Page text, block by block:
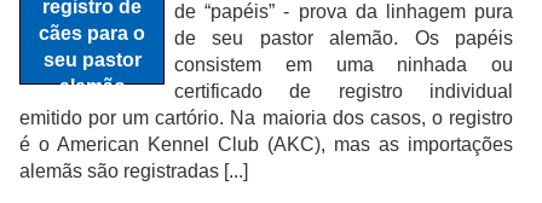
de “papéis” - prova da linhagem pura
de seu pastor alemão. Os papéis
consistem em uma ninhada ou
certificado de registro individual
emitido por um cartório. Na maioria dos casos, o registro
é o American Kennel Club (AKC), mas as importações
alemãs são registradas [...]